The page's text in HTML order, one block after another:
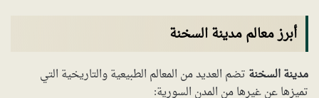
أبرز معالم مدينة السخنة
مدينة السخنة تضم العديد من المعالم الطبيعية والتاريخية التي
تميزها عن غيرها من المدن السورية: